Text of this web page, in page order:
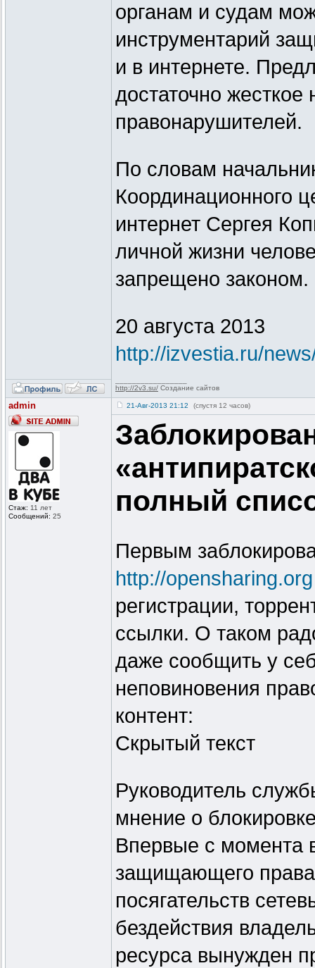
органам и судам
инструментарий
и в интернете.
достаточно жесткое
правонарушителей.
По словам
Координационного
интернет Сергея
личной жизни
запрещено законом.
20 августа 2013
http://izvestia.ru/
http://2v3.su/ Создание сайтов
admin
Стаж: 11 лет
Сообщений: 25
21-Авг-2013 21:12 (спустя 12 часов)
полный
Первым
http://opensharing.org
регистрации,
ссылки. О таком
даже сообщить у
неповиновения
контент:
Скрытый текст
Руководитель
мнение о
Впервые с момента
защищающего
посягательств
бездействия
ресурса вынужден